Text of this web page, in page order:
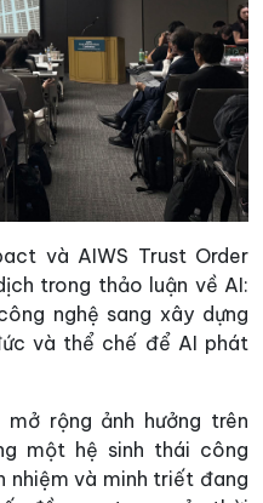
và AIWS Trust Order
trong thảo luận về AI:
nghệ sang xây dựng
và thể chế để AI phát
rộng ảnh hưởng trên
một hệ sinh thái công
nhiệm và minh triết đang